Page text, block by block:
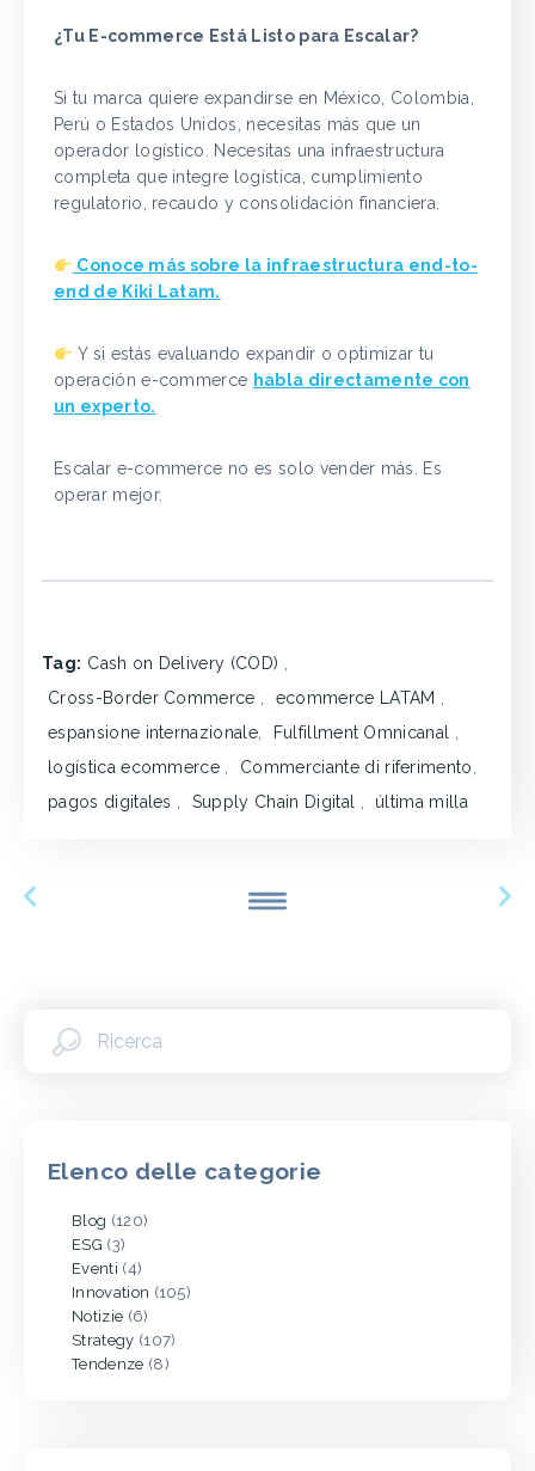
¿Tu E-commerce Está Listo para Escalar?
Si tu marca quiere expandirse en México, Colombia,
Perú o Estados Unidos, necesitas más que un
operador logístico. Necesitas una infraestructura
completa que integre logística, cumplimiento
regulatorio, recaudo y consolidación financiera.
Conoce más sobre la infraestructura end-to-
end de Kiki Latam.
Y si estás evaluando expandir o optimizar tu
operación e-commerce habla directamente con
un experto.
Escalar e-commerce no es solo vender más. Es
operar mejor.
Tag: Cash on Delivery (COD) ,
Cross-Border Commerce , ecommerce LATAM ,
espansione internazionale, Fulfillment Omnicanal ,
logística ecommerce , Commerciante di riferimento,
pagos digitales , Supply Chain Digital , última milla
Elenco delle categorie
Blog (120)
ESG (3)
Eventi (4)
Innovation (105)
Notizie (6)
Strategy (107)
Tendenze (8)